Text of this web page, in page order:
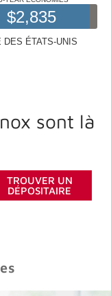
sont là
TROUVER UN
DÉPOSITAIRE